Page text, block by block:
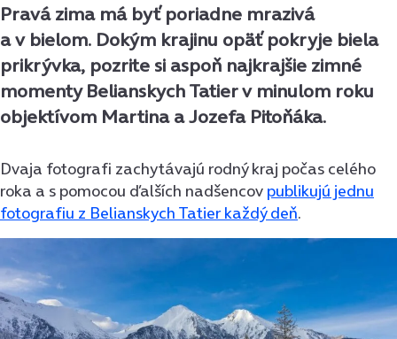
Pravá zima má byť poriadne mrazivá
a v bielom. Dokým krajinu opäť pokryje biela
prikrývka, pozrite si aspoň najkrajšie zimné
momenty Belianskych Tatier v minulom roku
objektívom Martina a Jozefa Pitoňáka.
Dvaja fotografi zachytávajú rodný kraj počas celého
roka a s pomocou ďalších nadšencov publikujú jednu
fotografiu z Belianskych Tatier každý deň.